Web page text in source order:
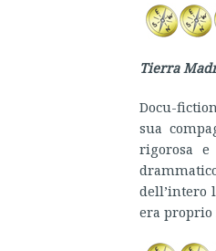
Tierra
Docu-
sua
rigorosa
dell’intero
era proprio